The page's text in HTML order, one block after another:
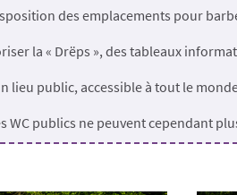
des emplacements pour
la « Drëps », des tableaux
lieu public, accessible à tout le
WC publics ne peuvent cependant